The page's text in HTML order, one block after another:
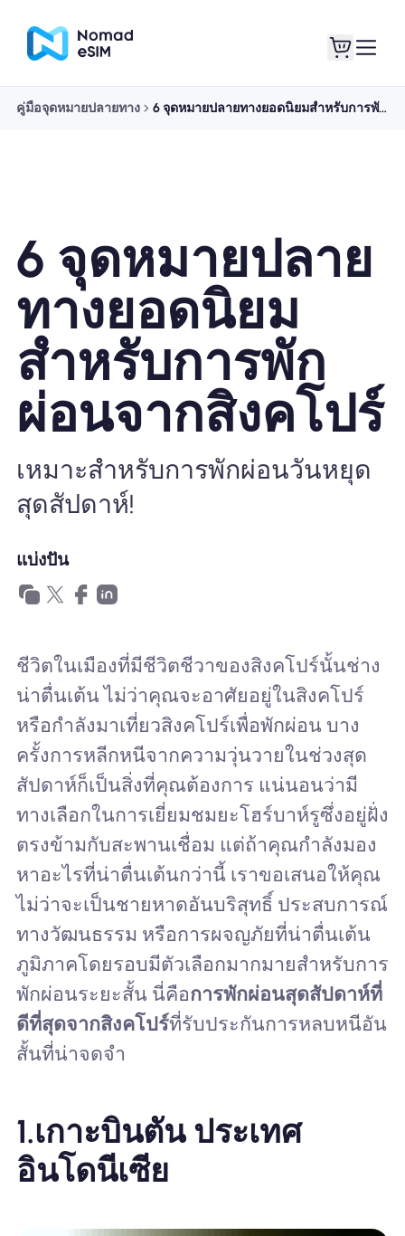
แผนร้านค้า
เกี่ยวกับ eSIM
การใช้ eSIM
สำหรับธุรกิจ
คู่มือจุดหมายปลายทาง 6 จุดหมายปลายทางยอดนิยมสำหรับการพักผ่อนจากสิงคโปร์
6 จุดหมายปลาย
ทางยอดนิยม
สำหรับการพัก
ผ่อนจากสิงคโปร์
เหมาะสำหรับการพักผ่อนวันหยุด
สุดสัปดาห์!
แบ่งปัน
ชีวิตในเมืองที่มีชีวิตชีวาของสิงคโปร์นั้นช่าง
น่าตื่นเต้น ไม่ว่าคุณจะอาศัยอยู่ในสิงคโปร์
หรือกำลังมาเที่ยวสิงคโปร์เพื่อพักผ่อน บาง
ครั้งการหลีกหนีจากความวุ่นวายในช่วงสุด
สัปดาห์ก็เป็นสิ่งที่คุณต้องการ แน่นอนว่ามี
ทางเลือกในการเยี่ยมชมยะโฮร์บาห์รูซึ่งอยู่ฝั่ง
ตรงข้ามกับสะพานเชื่อม แต่ถ้าคุณกำลังมอง
หาอะไรที่น่าตื่นเต้นกว่านี้ เราขอเสนอให้คุณ
ไม่ว่าจะเป็นชายหาดอันบริสุทธิ์ ประสบการณ์
ทางวัฒนธรรม หรือการผจญภัยที่น่าตื่นเต้น
ภูมิภาคโดยรอบมีตัวเลือกมากมายสำหรับการ
พักผ่อนระยะสั้น นี่คือการพักผ่อนสุดสัปดาห์ที่
ดีที่สุดจากสิงคโปร์ที่รับประกันการหลบหนีอัน
สั้นที่น่าจดจำ
1.เกาะบินตัน ประเทศ
อินโดนีเซีย